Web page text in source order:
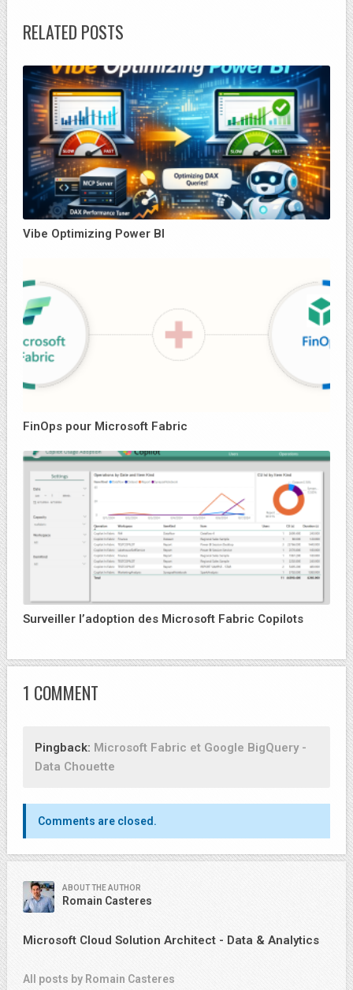
RELATED POSTS
Vibe Optimizing Power BI
FinOps pour Microsoft Fabric
Surveiller l’adoption des Microsoft Fabric Copilots
1 COMMENT
Pingback: Microsoft Fabric et Google BigQuery -
Data Chouette
Comments are closed.
ABOUT THE AUTHOR
Romain Casteres
Microsoft Cloud Solution Architect - Data & Analytics
All posts by Romain Casteres